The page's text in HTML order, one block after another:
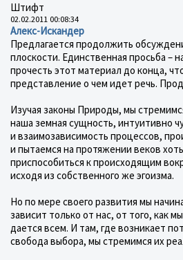
Штифт
02.02.2011 00:08:34
Алекс-Искандер
Предлагается продолжить
плоскости. Единственная просьба –
прочесть этот материал до конца,
представление о чем идет речь.
Изучая законы Природы, мы
наша земная сущность, интуитивно
и взаимозависимость процессов,
и пытаемся на протяжении веков
приспособиться к происходящим
исходя из собственного же эгоизма.
Но по мере своего развития мы
зависит только от нас, от того, как
дается всем. И там, где возникает
свобода выбора, мы стремимся их